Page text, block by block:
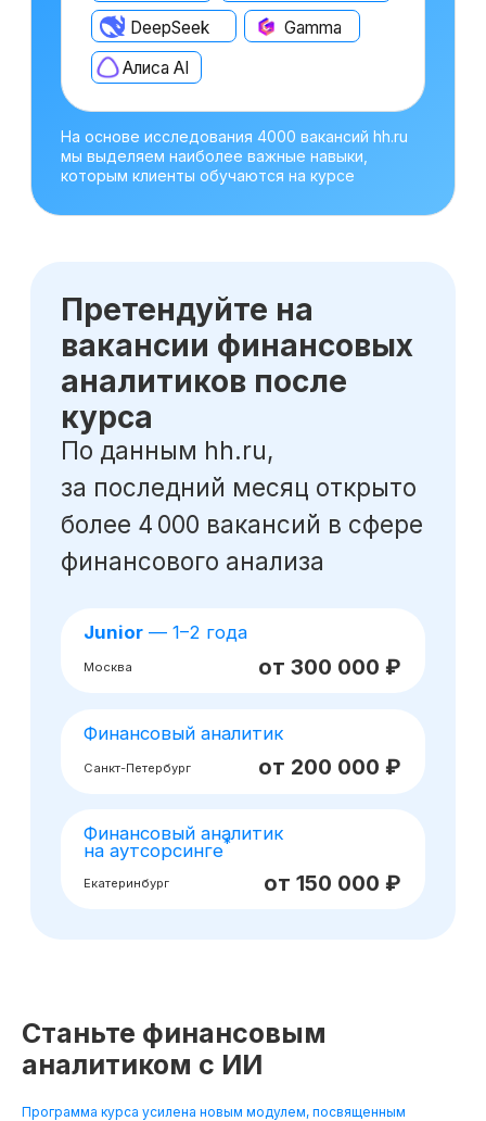
Станьте финансовым
аналитиком с ИИ
Программа курса усилена новым модулем, посвященным
Получите бесплатный урок по
прогнозированию и анализу трех форм
отчетности